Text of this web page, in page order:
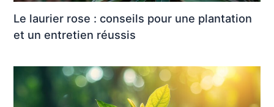
Le laurier rose : conseils pour une plantation
et un entretien réussis